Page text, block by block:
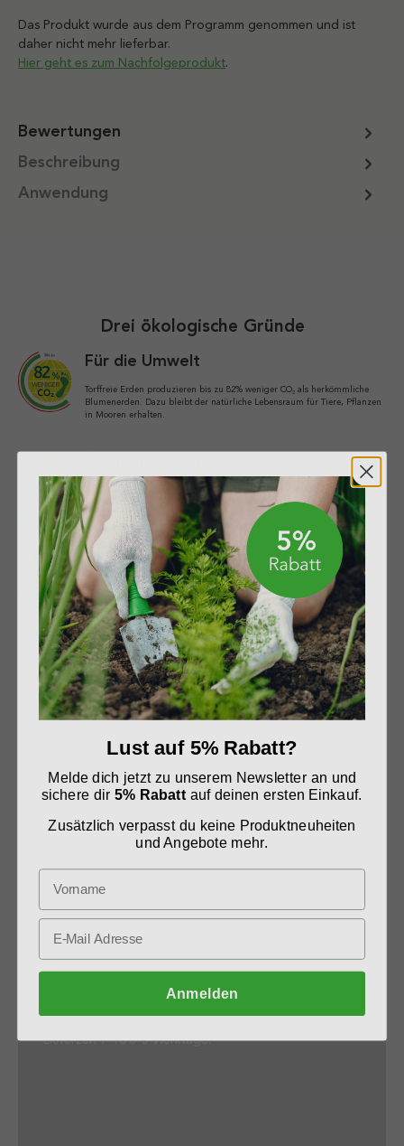
Das Produkt wurde aus dem Programm genommen und ist
daher nicht mehr lieferbar.
Hier geht es zum Nachfolgeprodukt.
Bewertungen
Beschreibung
Anwendung
Drei ökologische Gründe
Für die Umwelt
Torffreie Erden produzieren bis zu 82% weniger CO₂ als herkömmliche
Blumenerden. Dazu bleibt der natürliche Lebensraum für Tiere, Pflanzen
in Mooren erhalten.
Recyclingkunststoffe bilden die Basis unserer Verpackungen. Dabei beträgt
der Recyclat-Anteil bis zu 80%. Ressourcenschonung für unsere Umwelt.
Aus heimischen Rohstoffen
Die Region mit Nadelbäumen, Hecken, Sträuchern und Pflanzen liefert
nachwachsende Rohstoffe. Wir nutzen die kurzen Wege in die Natur.
Warum Presto Humus kaufen?
Sicher gekauft, schnell versendet
Dieser Onlineshop wird von der Presto Humus GmbH
betrieben. Über 90 Mitarbeiter sind täglich rund um
das Thema Naturprodukte im Einsatz. Wir sind
Das gilt für Ihren Einkauf, ebenso wie für die
Produktqualität. Dazu versteht sich die pünktliche und
werden innerhalb von 2-3 Werktagen zugestellt. Bei
Paletten und Big Bags und loser Ware beträgt die
Lieferzeit 7-10 3-5 Werktage.
Lust auf 5% Rabatt?
Melde dich jetzt zu unserem Newsletter an und
sichere dir 5% Rabattauf deinen ersten Einkauf.
Zusätzlich verpasst du keine Produktneuheiten
und Angebote mehr.
Anmelden